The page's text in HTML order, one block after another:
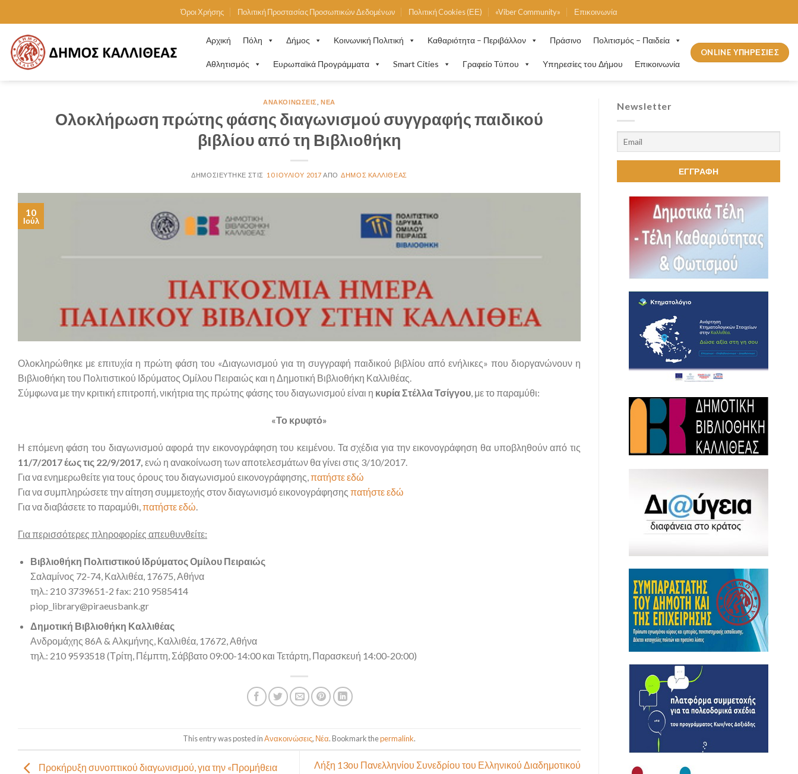
to
content
Όροι Χρήσης Πολιτική Προστασίας Προσωπικών Δεδομένων Πολιτική Cookies (ΕΕ) «Viber Community» Επικοινωνία
Αρχική Πόλη Δήμος Κοινωνική Πολιτική Καθαριότητα – Περιβάλλον Πράσινο Πολιτισμός – Παιδεία
Αθλητισμός Ευρωπαϊκά Προγράμματα Smart Cities Γραφείο Τύπου Υπηρεσίες του Δήμου Επικοινωνία
ONLINE ΥΠΗΡΕΣΙΕΣ
ΑΝΑΚΟΙΝΏΣΕΙΣ ,ΝΈΑ
Ολοκλήρωση πρώτης φάσης διαγωνισμού συγγραφής παιδικού
βιβλίου από τη Βιβλιοθήκη
10 ΙΟΥΛΊΟΥ 2017 ΔΉΜΟΣ ΚΑΛΛΙΘΈΑΣ
10
Ιούλ
Ολοκληρώθηκε με επιτυχία η πρώτη φάση του «Διαγωνισμού για τη συγγραφή παιδικού βιβλίου από ενήλικες» που διοργανώνουν η
Βιβλιοθήκη του Πολιτιστικού Ιδρύματος Ομίλου Πειραιώς και η Δημοτική Βιβλιοθήκη Καλλιθέας.
Σύμφωνα με την κριτική επιτροπή, νικήτρια της πρώτης φάσης του διαγωνισμού είναι η κυρία Στέλλα Τσίγγου, με το παραμύθι:
«Το κρυφτό»
Η επόμενη φάση του διαγωνισμού αφορά την εικονογράφηση του κειμένου. Τα σχέδια για την εικονογράφηση θα υποβληθούν από τις
11/7/2017 έως τις 22/9/2017, ενώ η ανακοίνωση των αποτελεσμάτων θα γίνει στις 3/10/2017.
Για να ενημερωθείτε για τους όρους του διαγωνισμού εικονογράφησης,πατήστε εδώ
Για να συμπληρώσετε την αίτηση συμμετοχής στον διαγωνισμό εικονογράφησης πατήστε εδώ
Για να διαβάσετε το παραμύθι,πατήστε εδώ.
Για περισσότερες πληροφορίες απευθυνθείτε:
Βιβλιοθήκη Πολιτιστικού Ιδρύματος Ομίλου Πειραιώς
Σαλαμίνος 72-74, Καλλιθέα, 17675, Αθήνα
τηλ.: 210 3739651-2 fax: 210 9585414
piop_library@piraeusbank.gr
Δημοτική Βιβλιοθήκη Καλλιθέας
Ανδρομάχης 86Α & Αλκμήνης, Καλλιθέα, 17672, Αθήνα
τηλ.: 210 9593518 (Τρίτη, Πέμπτη, Σάββατο 09:00-14:00 και Τετάρτη, Παρασκευή 14:00-20:00)
This entry was posted inΑνακοινώσεις, Νέα. Bookmark thepermalink.
Προκήρυξη συνοπτικού διαγωνισμού, για την «Προμήθεια
Λήξη 13ου Πανελληνίου Συνεδρίου του Ελληνικού Διαδημοτικού
Newsletter